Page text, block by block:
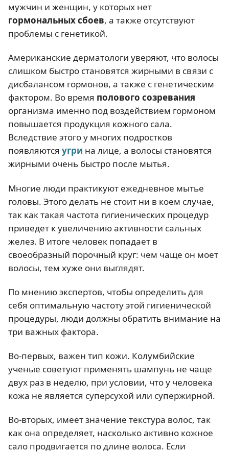
мужчин и женщин, у которых нет
гормональных сбоев, а также отсутствуют
проблемы с генетикой.
Американские дерматологи уверяют, что волосы
слишком быстро становятся жирными в связи с
дисбалансом гормонов, а также с генетическим
фактором. Во время полового созревания
организма именно под воздействием гормоном
повышается продукция кожного сала.
Вследствие этого у многих подростков
появляются угри на лице, а волосы становятся
жирными очень быстро после мытья.
Многие люди практикуют ежедневное мытье
головы. Этого делать не стоит ни в коем случае,
так как такая частота гигиенических процедур
приведет к увеличению активности сальных
желез. В итоге человек попадает в
своеобразный порочный круг: чем чаще он моет
волосы, тем хуже они выглядят.
По мнению экспертов, чтобы определить для
себя оптимальную частоту этой гигиенической
процедуры, люди должны обратить внимание на
три важных фактора.
Во-первых, важен тип кожи. Колумбийские
ученые советуют применять шампунь не чаще
двух раз в неделю, при условии, что у человека
кожа не является суперсухой или супержирной.
Во-вторых, имеет значение текстура волос, так
как она определяет, насколько активно кожное
сало продвигается по длине волоса. Если